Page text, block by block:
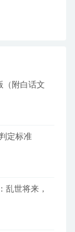
（附白话文
定标准
乱世将来，